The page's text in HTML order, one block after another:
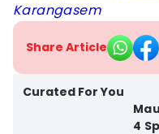
Karangasem
Share Article
Curated For You
4